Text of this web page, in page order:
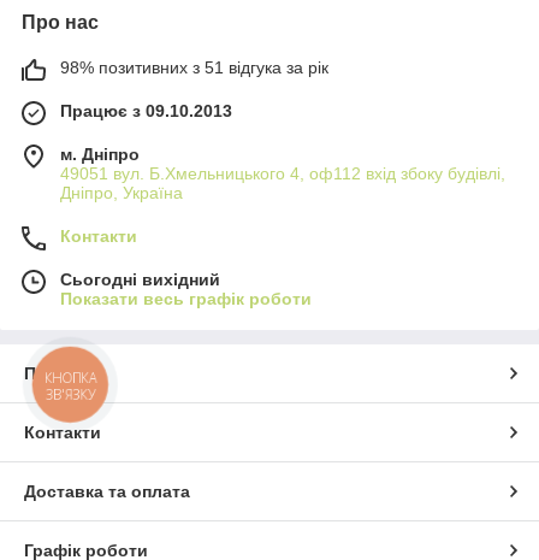
Про нас
98% позитивних з 51 відгука за рік
Працює з 09.10.2013
м. Дніпро
49051 вул. Б.Хмельницького 4, оф112 вхід збоку будівлі,
Дніпро, Україна
Контакти
Сьогодні вихідний
Показати весь графік роботи
Про нас
Контакти
Доставка та оплата
Графік роботи
КНОПКА
ЗВ'ЯЗКУ